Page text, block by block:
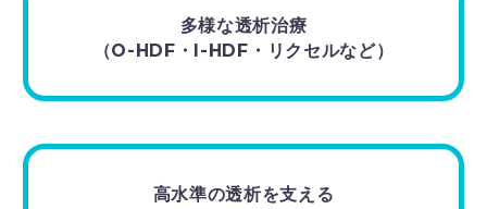
多様な透析治療
（O-HDF・I-HDF・リクセルなど）
高水準の透析を支える